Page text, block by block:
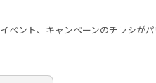
イベント、キャンペーンのチラシが